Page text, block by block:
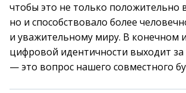
чтобы это не только положительно
но и способствовало более
и уважительному миру. В конечном
цифровой идентичности выходит
— это вопрос нашего совместного